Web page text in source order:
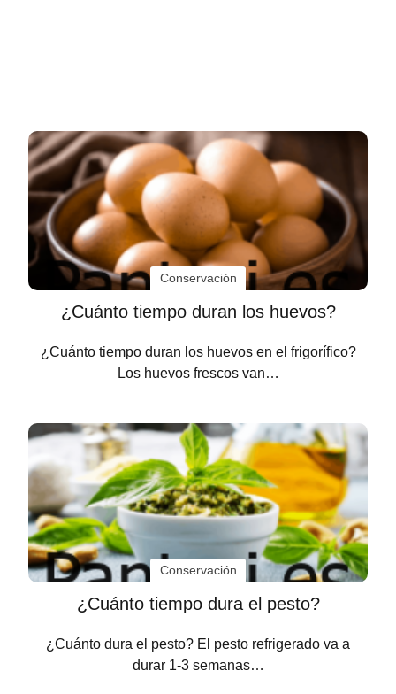
Conservación
¿Cuánto tiempo duran los huevos?
¿Cuánto tiempo duran los huevos en el frigorífico?
Los huevos frescos van…
Conservación
¿Cuánto tiempo dura el pesto?
¿Cuánto dura el pesto? El pesto refrigerado va a
durar 1-3 semanas…